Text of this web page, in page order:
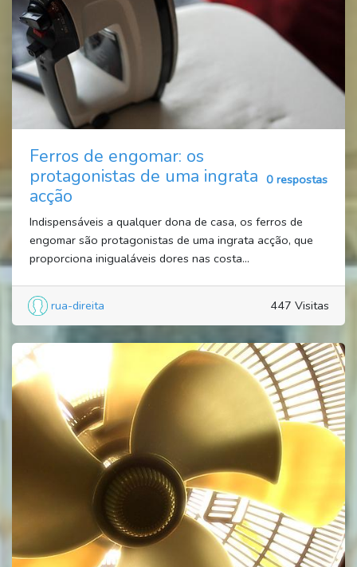
Ferros de engomar: os
protagonistas de uma ingrata
acção
0 respostas
Indispensáveis a qualquer dona de casa, os ferros de
engomar são protagonistas de uma ingrata acção, que
proporciona inigualáveis dores nas costa...
rua-direita 447 Visitas